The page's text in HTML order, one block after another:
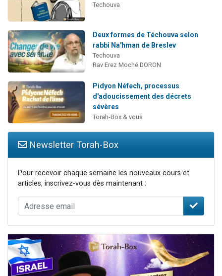
Techouva
Deux formes de Téchouva selon
rabbi Na'hman de Breslev
Techouva
Rav Erez Moché DORON
Pidyon Néfech, processus
d'adoucissement des décrets
sévères
Torah-Box & vous
Newsletter Torah-Box
Pour recevoir chaque semaine les nouveaux cours et
articles, inscrivez-vous dès maintenant :